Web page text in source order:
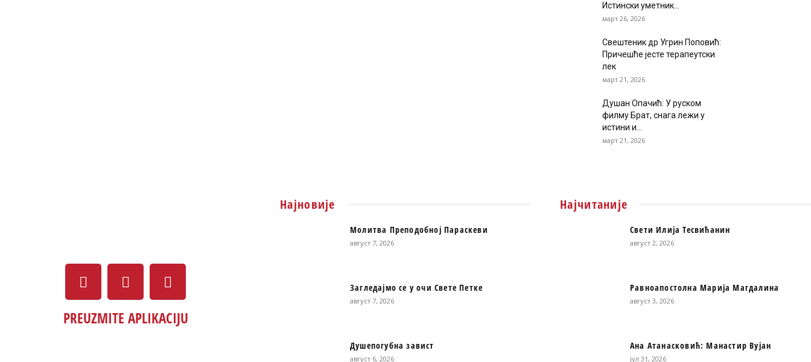
Истински уметник...
март 26, 2026
Свештеник др Угрин Поповић:
Причешће јесте терапеутски
лек
март 21, 2026
Душан Опачић: У руском
филму Брат, снага лежи у
истини и...
март 21, 2026
PREUZMITE APLIKACIJU
Најновије
Молитва Преподобној Параскеви
август 7, 2026
Загледајмо се у очи Свете Петке
август 7, 2026
Душепогубна завист
август 6, 2026
Најчитаније
Свети Илија Тесвићанин
август 2, 2026
Равноапостолна Марија Магдалина
август 3, 2026
Ана Атанасковић: Манастир Вујан
јул 31, 2026